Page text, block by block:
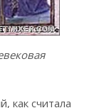
как считала